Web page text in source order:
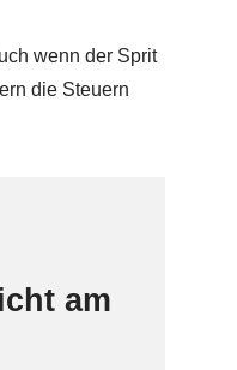
wenn der Sprit
die Steuern
am